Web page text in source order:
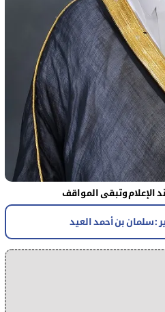
الإعلام وتبقى المواقف
: سلمان بن أحمد العيد